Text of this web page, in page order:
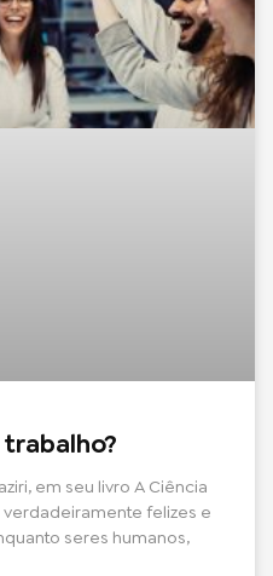
em seu livro A Ciência
felizes e
seres humanos,